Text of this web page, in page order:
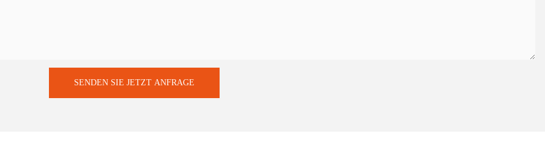
SENDEN SIE JETZT ANFRAGE